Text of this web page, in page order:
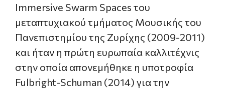
Immersive Swarm Spaces του
μεταπτυχιακού τμήματος Μουσικής του
Πανεπιστημίου της Ζυρίχης (2009-2011)
και ήταν η πρώτη ευρωπαία καλλιτέχνις
στην οποία απονεμήθηκε η υποτροφία
Fulbright-Schuman (2014) για την